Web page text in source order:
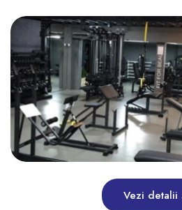
Vezi detalii